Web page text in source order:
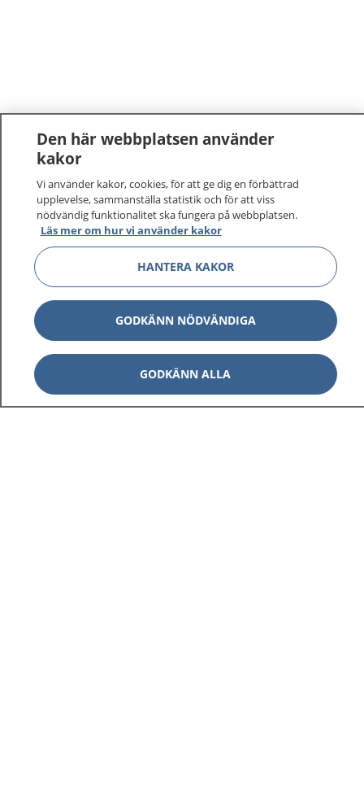
1177 tryggt om din hälsa och vård
På 1177.se får du råd om hälsa och information om
sjukdomar och vilka mottagningar du kan kontakta.
Logga in för att läsa din journal och göra dina
vårdärenden. Ring telefonnummer 1177 för
sjukvårdsrådgivning dygnet runt.
1177 ger dig råd när du vill må bättre.
Den här webbplatsen använder
kakor
Vi använder kakor, cookies, för att ge dig en förbättrad
upplevelse, sammanställa statistik och för att viss
nödvändig funktionalitet ska fungera på webbplatsen.
Läs mer om hur vi använder kakor
HANTERA KAKOR
GODKÄNN NÖDVÄNDIGA
GODKÄNN ALLA